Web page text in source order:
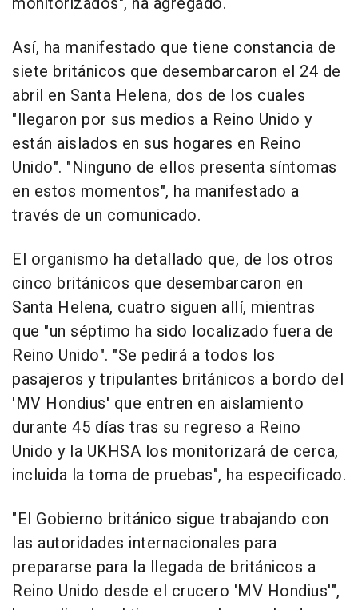
Así, ha manifestado que tiene constancia de
siete británicos que desembarcaron el 24 de
abril en Santa Helena, dos de los cuales
"llegaron por sus medios a Reino Unido y
están aislados en sus hogares en Reino
Unido". "Ninguno de ellos presenta síntomas
en estos momentos", ha manifestado a
través de un comunicado.
El organismo ha detallado que, de los otros
cinco británicos que desembarcaron en
Santa Helena, cuatro siguen allí, mientras
que "un séptimo ha sido localizado fuera de
Reino Unido". "Se pedirá a todos los
pasajeros y tripulantes británicos a bordo del
'MV Hondius' que entren en aislamiento
durante 45 días tras su regreso a Reino
Unido y la UKHSA los monitorizará de cerca,
incluida la toma de pruebas", ha especificado.
"El Gobierno británico sigue trabajando con
las autoridades internacionales para
prepararse para la llegada de británicos a
Reino Unido desde el crucero 'MV Hondius'",